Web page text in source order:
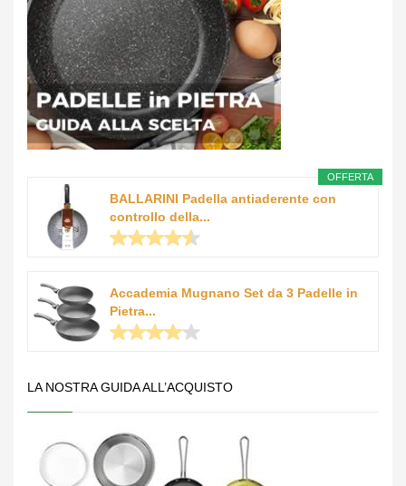
OFFERTA
BALLARINI Padella antiaderente con
controllo della...
Accademia Mugnano Set da 3 Padelle in
Pietra...
LA NOSTRA GUIDA ALL’ACQUISTO